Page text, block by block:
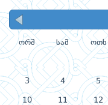
ორშ სამ ოთხ
3 4 5
10 11 12